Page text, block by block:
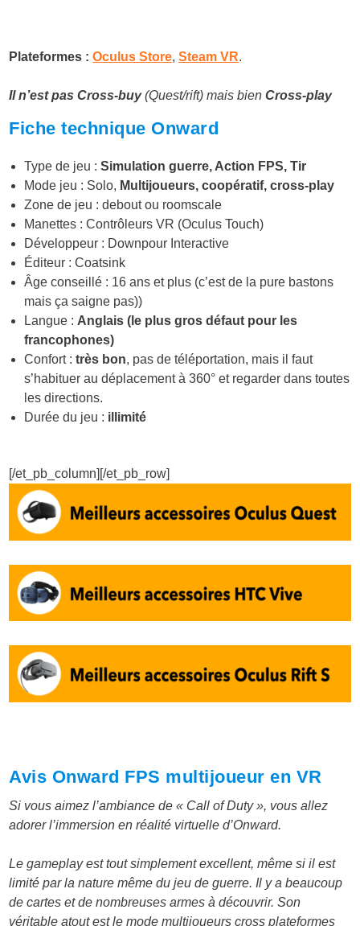
Plateformes :Oculus Store,Steam VR.
Il n’est pas Cross-buy(Quest/rift) mais bien Cross-play
Fiche technique Onward
Type de jeu : Simulation guerre, Action FPS, Tir
Mode jeu : Solo, Multijoueurs, coopératif, cross-play
Zone de jeu : debout ou roomscale
Manettes : Contrôleurs VR (Oculus Touch)
Développeur : Downpour Interactive
Éditeur : Coatsink
Âge conseillé : 16 ans et plus (c’est de la pure bastons
mais ça saigne pas))
Langue : Anglais (le plus gros défaut pour les
francophones)
Confort :très bon, pas de téléportation, mais il faut
s’habituer au déplacement à 360° et regarder dans toutes
les directions.
Durée du jeu : illimité
[/et_pb_column][/et_pb_row]
Avis Onward FPS multijoueur en VR
Si vous aimez l’ambiance de « Call of Duty », vous allez
adorer l’immersion en réalité virtuelle d’Onward.
Le gameplay est tout simplement excellent, même si il est
limité par la nature même du jeu de guerre. Il y a beaucoup
de cartes et de nombreuses armes à découvrir. Son
véritable atout est le mode multijoueurs cross plateformes